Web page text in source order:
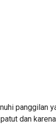
panggilan
dan